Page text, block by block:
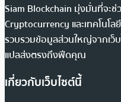
Siam Blockchain มุ่งมั่นที่จะช่
Cryptocurrency และเทคโนโ
รวบรวมข้อมูลส่วนใหญ่จากเว็บ
แปลส่งตรงถึงฟีดคุณ
เกี่ยวกับเว็บไซต์นี้